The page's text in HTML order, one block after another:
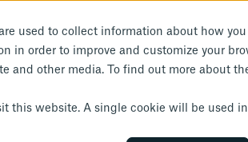
used to collect information about how
in order to improve and customize your
other media. To find out more about
this website. A single cookie will be used
Soluções Conteúdo